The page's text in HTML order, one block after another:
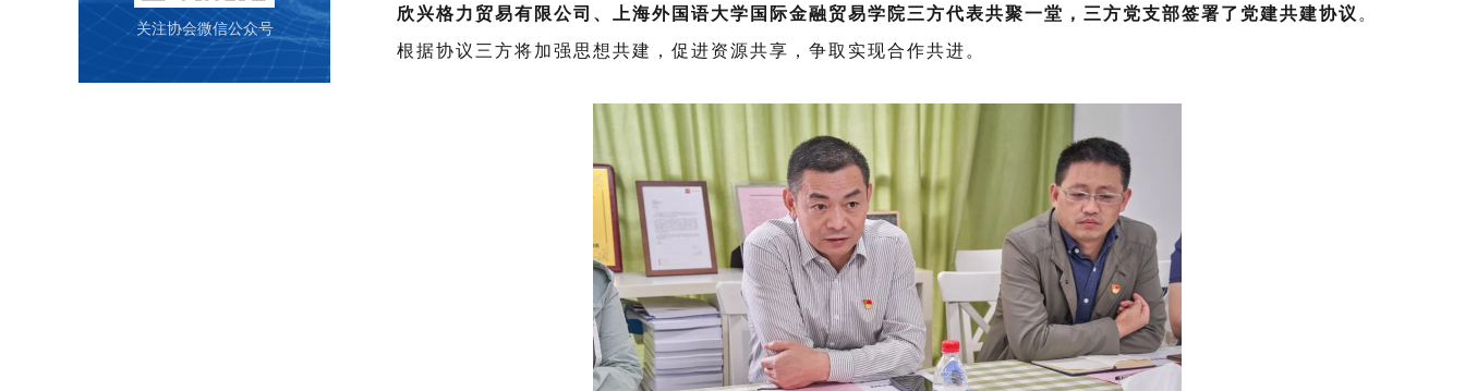
关注协会微信公众号
欣兴格力贸易有限公司、上海外国语大学国际金融贸易学院三方代表共聚一堂， 三方党支部签署了党建共建协议。
根据协议三方将加强思想共建，促进资源共享，争取实现合作共进。